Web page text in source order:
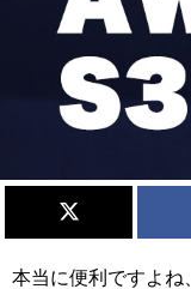
本当に便利ですよね